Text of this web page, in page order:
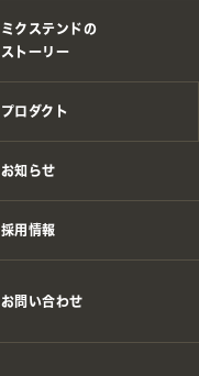
ミクステンドの
ストーリー
プロダクト
お知らせ
採用情報
お問い合わせ